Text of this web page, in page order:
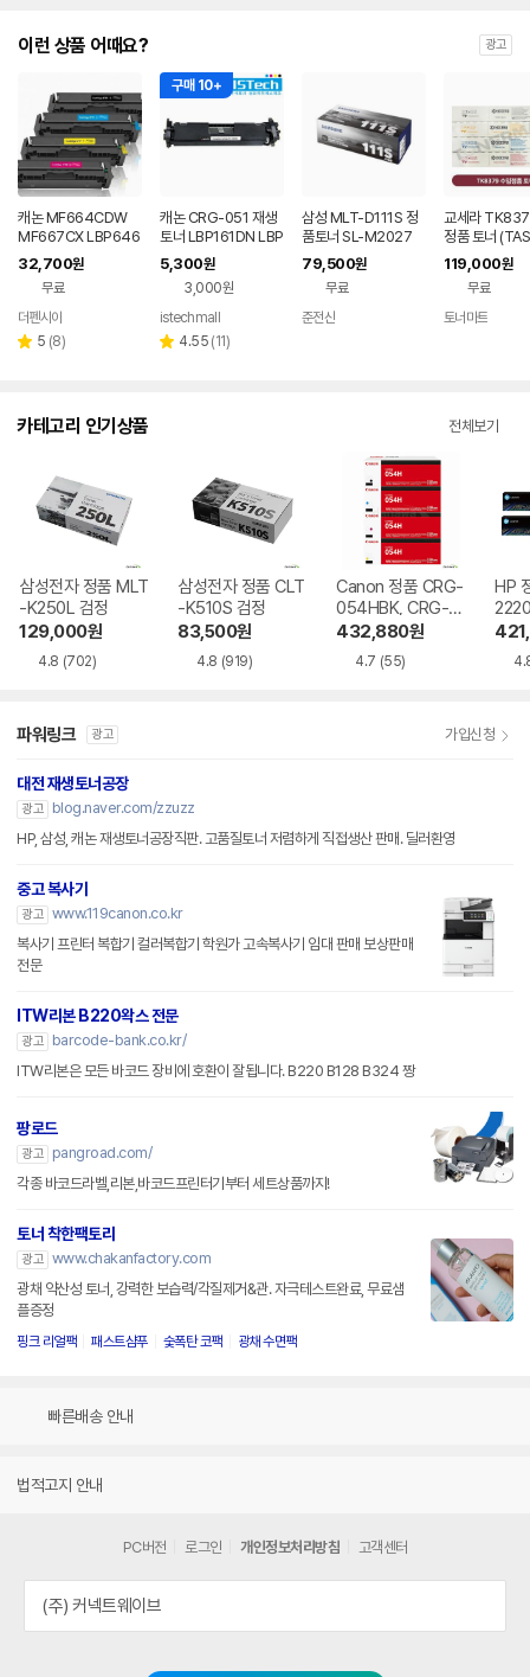
이런 상품 어때요? 광고
캐논 MF664CDW
MF667CX LBP646
CDW 토너 CRG-07
5 재생
32,700원
무료
더펜시아
별 5 리
(8)
구매 10+
캐논 CRG-051 재생
토너 LBP161DN LBP
162DW MF261D M
F266DN
5,300원
3,000원
페이
istechmall
별 4.55 리
(11)
삼성 MLT-D111S 정
품토너 SL-M2027
M2077 M2077F M
2078 M2079
79,500원
무료
준전산
교세라
정품 토너
VFM
G) TK8379
119,000원
무료
토너마트
카테고리 인기상품 전체보기
삼성전자 정품 MLT
-K250L 검정
129,000원
4.8 (702)
삼성전자 정품 CLT
-K510S 검정
83,500원
4.8 (919)
Canon 정품 CRG-
054HBK, CRG-0
54HC, CRG-054
HM, CRG-054HY
4색 세트
432,880원
4.7 (55)
HP
A)
파워링크 광고 가입신청
대전 재생토너공장
광고
blog.naver.com/zzuzz
HP, 삼성, 캐논 재생토너공장직판. 고품질토너 저렴하게 직접생산 판매. 딜러환영
중고 복사기
광고 www.119canon.co.kr
복사기 프린터 복합기 컬러복합기 학원가 고속복사기 임대 판매 보상판매
전문
ITW리본 B220왁스 전문
광고
barcode-bank.co.kr/
ITW리본은 모든 바코드 장비에 호환이 잘됩니다. B220 B128 B324 짱
팡로드
광고
pangroad.com/
각종 바코드라벨,리본,바코드프린터기부터 세트상품까지!
토너 착한팩토리
광고 www.chakanfactory.com
광채 약산성 토너, 강력한 보습력/각질제거&관. 자극테스트완료, 무료샘
플증정
핑크 리얼팩 패스트샴푸 숯폭탄 코팩 광채 수면팩
빠른배송 안내
법적고지 안내
PC버전 로그인 개인정보처리방침 고객센터
(주) 커넥트웨이브